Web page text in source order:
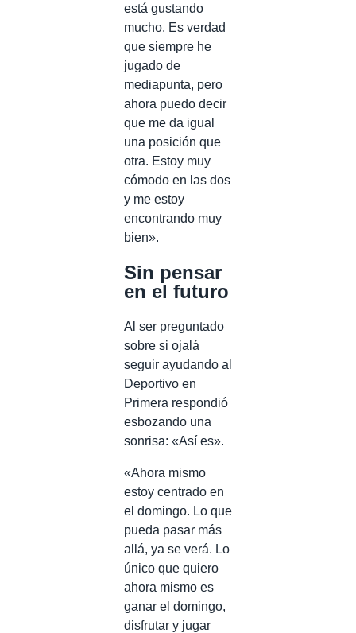
está gustando
mucho. Es verdad
que siempre he
jugado de
mediapunta, pero
ahora puedo decir
que me da igual
una posición que
otra. Estoy muy
cómodo en las dos
y me estoy
encontrando muy
bien».
Sin pensar
en el futuro
Al ser preguntado
sobre si ojalá
seguir ayudando al
Deportivo en
Primera respondió
esbozando una
sonrisa: «Así es».
«Ahora mismo
estoy centrado en
el domingo. Lo que
pueda pasar más
allá, ya se verá. Lo
único que quiero
ahora mismo es
ganar el domingo,
disfrutar y jugar